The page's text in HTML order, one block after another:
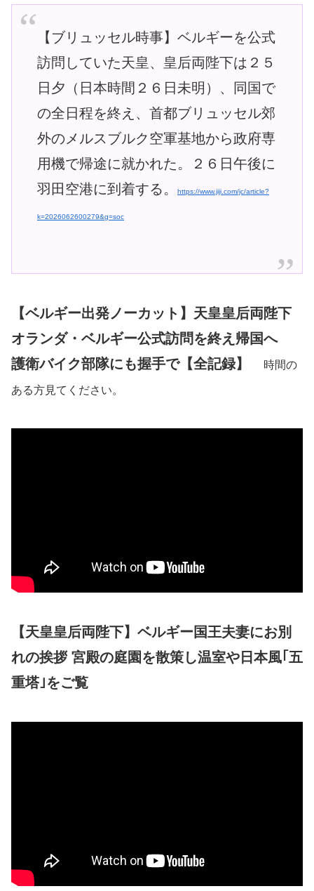
【ブリュッセル時事】ベルギーを公式
訪問していた天皇、皇后両陛下は２５
日夕（日本時間２６日未明）、同国で
の全日程を終え、首都ブリュッセル郊
外のメルスブルク空軍基地から政府専
用機で帰途に就かれた。２６日午後に
羽田空港に到着する。
https://www.jiji.com/jc/article?
k=2026062600279&g=soc
【ベルギー出発ノーカット】天皇皇后両陛下
オランダ・ベルギー公式訪問を終え帰国へ
護衛バイク部隊にも握手で【全記録】
時間の
ある方見てください。
【天皇皇后両陛下】ベルギー国王夫妻にお別
れの挨拶 宮殿の庭園を散策し温室や日本風｢五
重塔｣をご覧